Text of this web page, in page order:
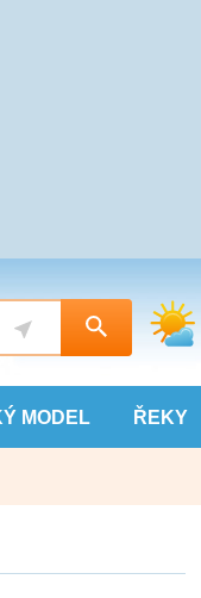
MODEL ŘEKY